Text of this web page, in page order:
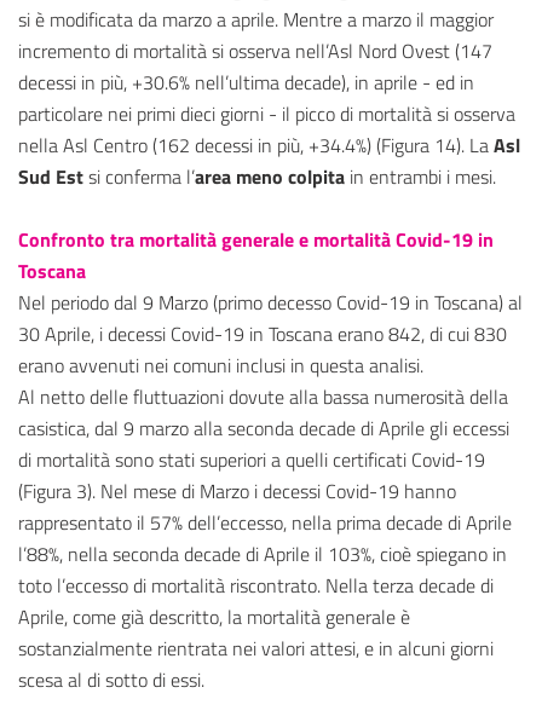
si è modificata da marzo a aprile. Mentre a marzo il maggior
incremento di mortalità si osserva nell’Asl Nord Ovest (147
decessi in più, +30.6% nell’ultima decade), in aprile - ed in
particolare nei primi dieci giorni - il picco di mortalità si osserva
nella Asl Centro (162 decessi in più, +34.4%) (Figura 14). LaAsl
Sud Estsi conferma l’area meno colpita in entrambi i mesi.
Confronto tra mortalità generale e mortalità Covid-19 in
Toscana
Nel periodo dal 9 Marzo (primo decesso Covid-19 in Toscana) al
30 Aprile, i decessi Covid-19 in Toscana erano 842, di cui 830
erano avvenuti nei comuni inclusi in questa analisi.
Al netto delle fluttuazioni dovute alla bassa numerosità della
casistica, dal 9 marzo alla seconda decade di Aprile gli eccessi
di mortalità sono stati superiori a quelli certificati Covid-19
(Figura 3). Nel mese di Marzo i decessi Covid-19 hanno
rappresentato il 57% dell’eccesso, nella prima decade di Aprile
l’88%, nella seconda decade di Aprile il 103%, cioè spiegano in
toto l’eccesso di mortalità riscontrato. Nella terza decade di
Aprile, come già descritto, la mortalità generale è
sostanzialmente rientrata nei valori attesi, e in alcuni giorni
scesa al di sotto di essi.